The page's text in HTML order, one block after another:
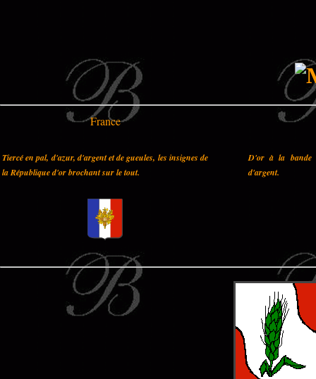
France
Tiercé en pal, d'azur, d'argent et de gueules, les insignes de
la République d'or brochant sur le tout.
D'or à la bande
d'argent.